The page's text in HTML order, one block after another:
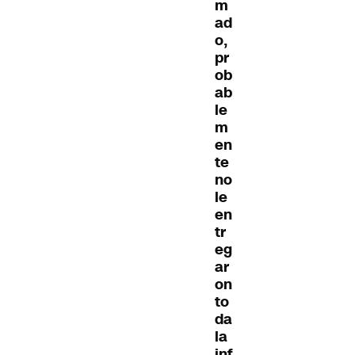
m
ad
o,
pr
ob
ab
le
m
en
te
no
le
en
tr
eg
ar
on
to
da
la